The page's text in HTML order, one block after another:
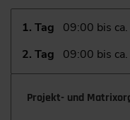
1. Tag
09:00 bis
2. Tag
09:00 bis
Projekt- und